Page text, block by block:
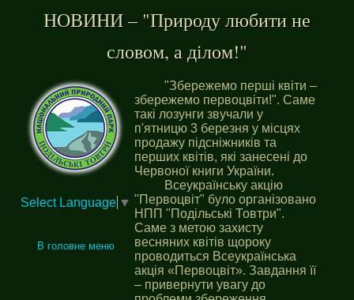
НОВИНИ – "Природу любити не
словом, а ділом!"
Select Language ▼
В головне меню
"Збережемо перші квіти –
збережемо первоцвіти!". Саме
такі лозунги звучали у
п'ятницю 3 березня у місцях
продажу підсніжників та
перших квітів, які занесені до
Червоної книги України.
Всеукраїнську акцію
"Первоцвіт" було організовано
НПП "Подільські Товтри".
Саме з метою захисту
весняних квітів щороку
проводиться Всеукраїнська
акція «Первоцвіт». Завдання її
– привернути увагу до